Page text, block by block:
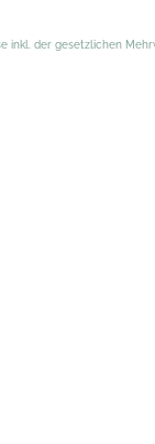
inkl. der gesetzlichen